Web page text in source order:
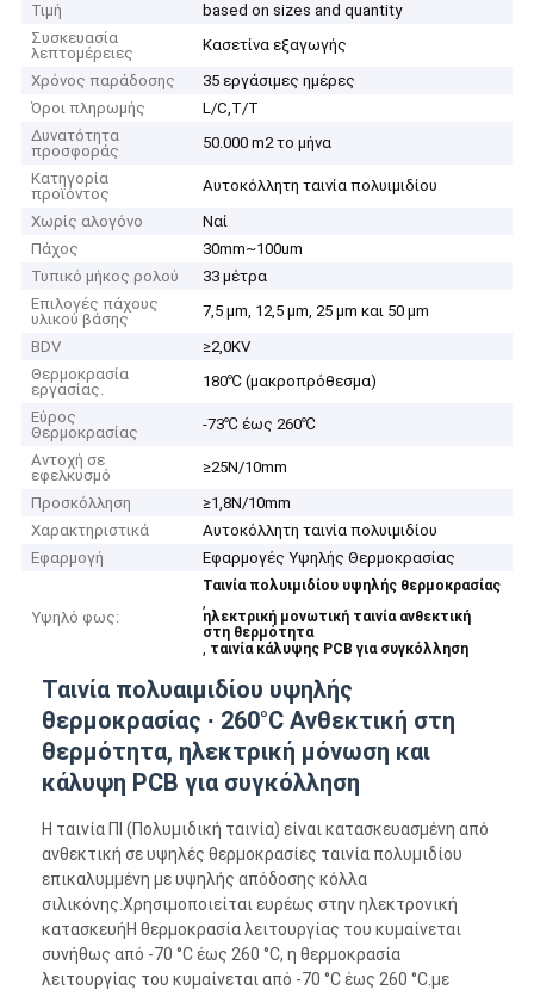
Τιμή
based on sizes and quantity
Συσκευασία
λεπτομέρειες
Κασετίνα εξαγωγής
Χρόνος παράδοσης
35 εργάσιμες ημέρες
Όροι πληρωμής
L/C,T/T
Δυνατότητα
προσφοράς
50.000 m2 το μήνα
Κατηγορία
προϊόντος
Αυτοκόλλητη ταινία πολυιμιδίου
Χωρίς αλογόνο
Ναί
Πάχος
30mm~100um
Τυπικό μήκος ρολού
33 μέτρα
Επιλογές πάχους
υλικού βάσης
7,5 μm, 12,5 μm, 25 μm και 50 μm
BDV
≥2,0KV
Θερμοκρασία
εργασίας.
180℃ (μακροπρόθεσμα)
Εύρος
Θερμοκρασίας
-73℃ έως 260℃
Αντοχή σε
εφελκυσμό
≥25N/10mm
Προσκόλληση
≥1,8N/10mm
Χαρακτηριστικά
Αυτοκόλλητη ταινία πολυιμιδίου
Εφαρμογή
Εφαρμογές Υψηλής Θερμοκρασίας
Υψηλό φως:
Ταινία πολυιμιδίου υψηλής θερμοκρασίας
,
ηλεκτρική μονωτική ταινία ανθεκτική
στη θερμότητα
, ταινία κάλυψης PCB για συγκόλληση
Ταινία πολυαιμιδίου υψηλής
θερμοκρασίας ∙ 260°C Ανθεκτική στη
θερμότητα, ηλεκτρική μόνωση και
κάλυψη PCB για συγκόλληση
Η ταινία ΠΙ (Πολυμιδική ταινία) είναι κατασκευασμένη από
ανθεκτική σε υψηλές θερμοκρασίες ταινία πολυμιδίου
επικαλυμμένη με υψηλής απόδοσης κόλλα
σιλικόνης.Χρησιμοποιείται ευρέως στην ηλεκτρονική
κατασκευήΗ θερμοκρασία λειτουργίας του κυμαίνεται
συνήθως από -70 °C έως 260 °C, η θερμοκρασία
λειτουργίας του κυμαίνεται από -70 °C έως 260 °C.με